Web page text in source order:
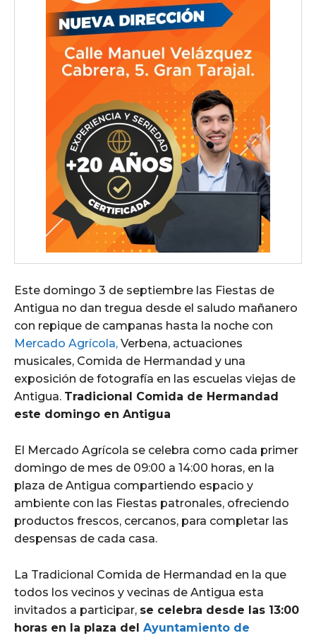
Este domingo 3 de septiembre las Fiestas de
Antigua no dan tregua desde el saludo mañanero
con repique de campanas hasta la noche con
Mercado Agrícola, Verbena, actuaciones
musicales, Comida de Hermandad y una
exposición de fotografía en las escuelas viejas de
Antigua. Tradicional Comida de Hermandad
este domingo en Antigua
El Mercado Agrícola se celebra como cada primer
domingo de mes de 09:00 a 14:00 horas, en la
plaza de Antigua compartiendo espacio y
ambiente con las Fiestas patronales, ofreciendo
productos frescos, cercanos, para completar las
despensas de cada casa.
La Tradicional Comida de Hermandad en la que
todos los vecinos y vecinas de Antigua esta
invitados a participar, se celebra desde las 13:00
horas en la plaza del Ayuntamiento de